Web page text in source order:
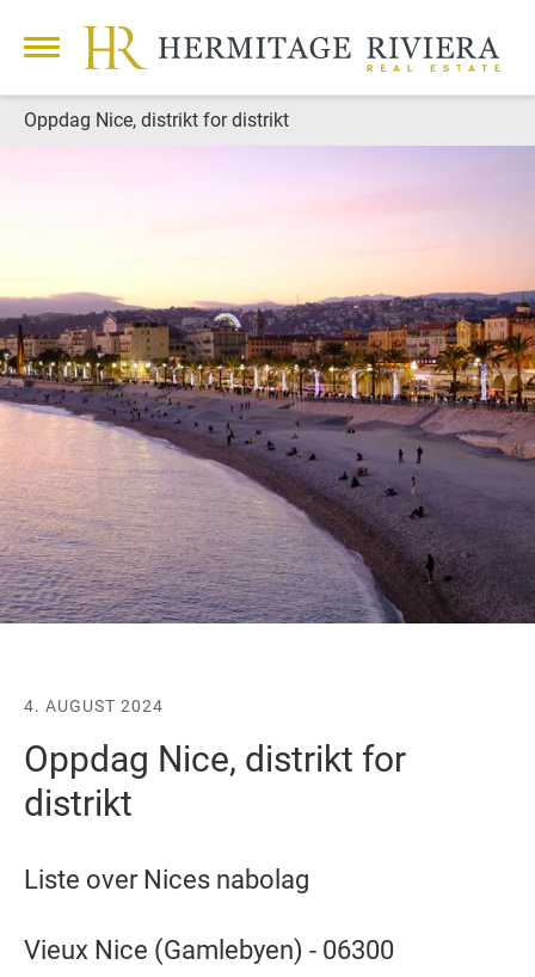
Oppdag Nice, distrikt for distrikt
4. AUGUST 2024
Oppdag Nice, distrikt for
distrikt
Liste over Nices nabolag
Vieux Nice (Gamlebyen) - 06300